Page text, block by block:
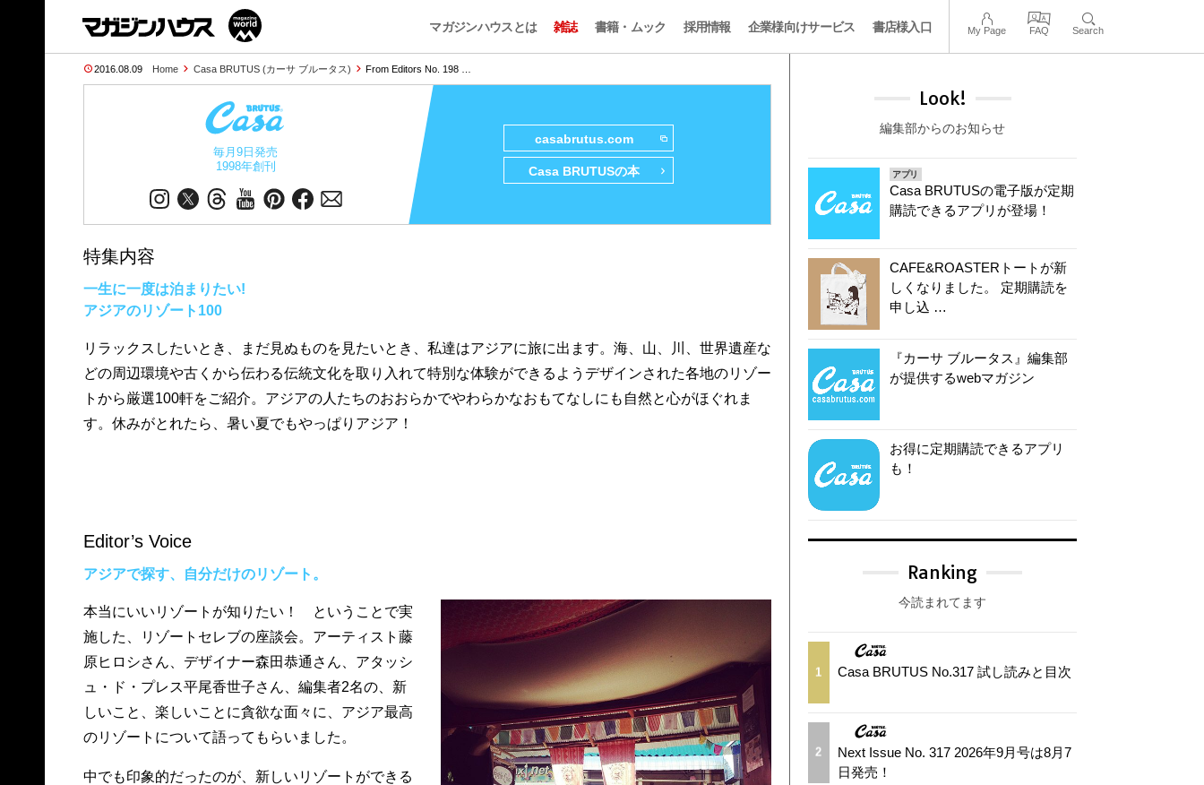
マガジンハウスとは 雑誌 書籍・ムック 採用情報 企業様向けサービス 書店様入口 My Page FAQ Search
2016.08.09 Home Casa BRUTUS (カーサ ブルータス) From Editors No. 198 …
毎月9日発売
1998年創刊
casabrutus.com
Casa BRUTUSの本
特集内容
一生に一度は泊まりたい!
アジアのリゾート100
リラックスしたいとき、まだ見ぬものを見たいとき、私達はアジアに旅に出ます。海、山、川、世界遺産な
どの周辺環境や古くから伝わる伝統文化を取り入れて特別な体験ができるようデザインされた各地のリゾー
トから厳選100軒をご紹介。アジアの人たちのおおらかでやわらかなおもてなしにも自然と心がほぐれま
す。休みがとれたら、暑い夏でもやっぱりアジア！
Editor’s Voice
アジアで探す、自分だけのリゾート。
本当にいいリゾートが知りたい！ ということで実
施した、リゾートセレブの座談会。アーティスト藤
原ヒロシさん、デザイナー森田恭通さん、アタッシ
ュ・ド・プレス平尾香世子さん、編集者2名の、新
しいこと、楽しいことに貪欲な面々に、アジア最高
のリゾートについて語ってもらいました。
中でも印象的だったのが、新しいリゾートができる
Look!
編集部からのお知らせ
アプリ
Casa BRUTUSの電子版が定期
購読できるアプリが登場！
CAFE&ROASTERトートが新
しくなりました。 定期購読を
申し込 …
『カーサ ブルータス』編集部
が提供するwebマガジン
お得に定期購読できるアプリ
も！
Ranking
今読まれてます
1 Casa BRUTUS No.317 試し読みと目次
2
Next Issue No. 317 2026年9月号は8月7
日発売！